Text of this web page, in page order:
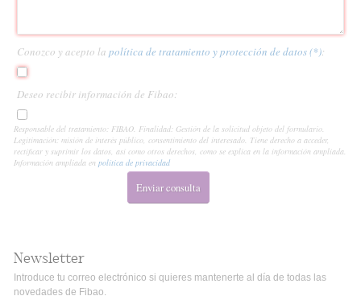
Conozco y acepto la política de tratamiento y protección de datos (*):
Deseo recibir información de Fibao:
Responsable del tratamiento: FIBAO. Finalidad: Gestión de la solicitud objeto del formulario.
Legitimación: misión de interés público, consentimiento del interesado. Tiene derecho a acceder,
rectificar y suprimir los datos, así como otros derechos, como se explica en la información ampliada.
Información ampliada en política de privacidad
Enviar consulta
Newsletter
Introduce tu correo electrónico si quieres mantenerte al día de todas las
novedades de Fibao.